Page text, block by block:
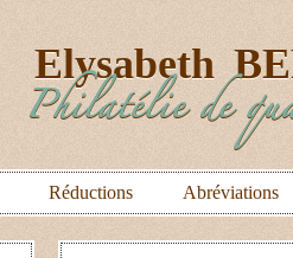
Elysabeth
Philatélie de
Réductions Abréviations